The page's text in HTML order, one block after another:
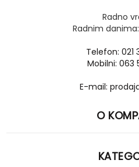
Radno
Radnim
Telefon: 021
Mobilni: 063
E-mail:
O